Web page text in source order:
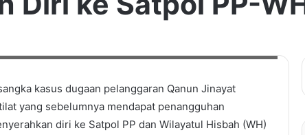
kasus dugaan pelanggaran Qanun Jinayat
yang sebelumnya mendapat penangguhan
diri ke Satpol PP dan Wilayatul Hisbah (WH)